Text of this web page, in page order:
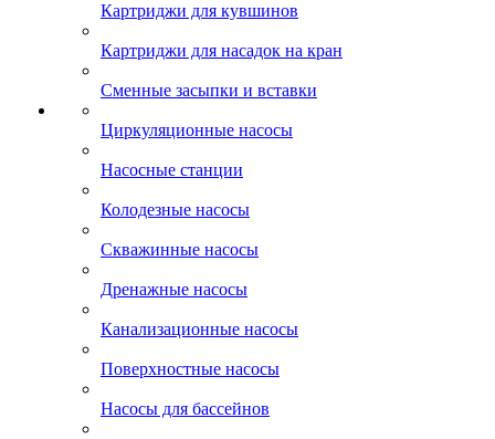
Картриджи для кувшинов
Картриджи для насадок на кран
Сменные засыпки и вставки
Циркуляционные насосы
Насосные станции
Колодезные насосы
Скважинные насосы
Дренажные насосы
Канализационные насосы
Поверхностные насосы
Насосы для бассейнов